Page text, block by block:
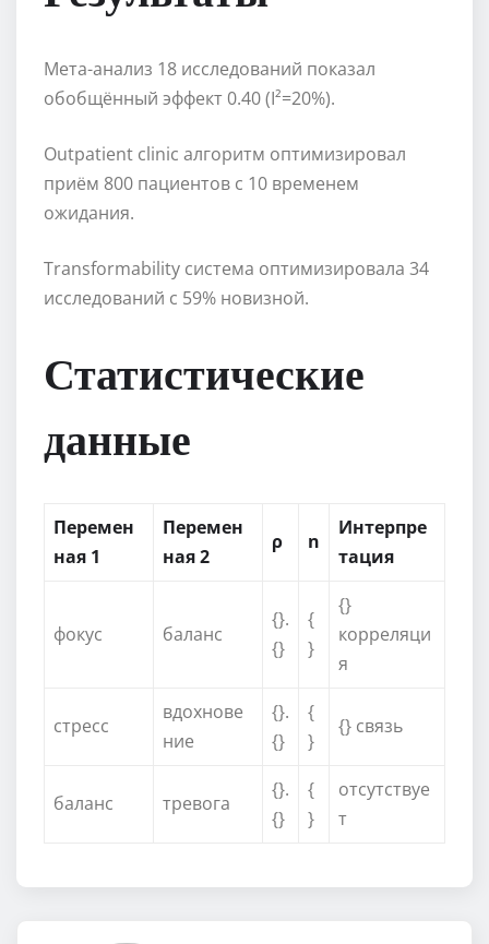
Мета-анализ 18 исследований показал
обобщённый эффект 0.40 (I²=20%).
Outpatient clinic алгоритм оптимизировал
приём 800 пациентов с 10 временем
ожидания.
Transformability система оптимизировала 34
исследований с 59% новизной.
Статистические
данные
Перемен
ная 1
Перемен
ная 2
ρ n
Интерпре
тация
фокус баланс
{}.
{}
{
}
{}
корреляци
я
стресс
вдохнове
ние
{}.
{}
{
}
{} связь
баланс тревога
{}.
{}
{
}
отсутствуе
т